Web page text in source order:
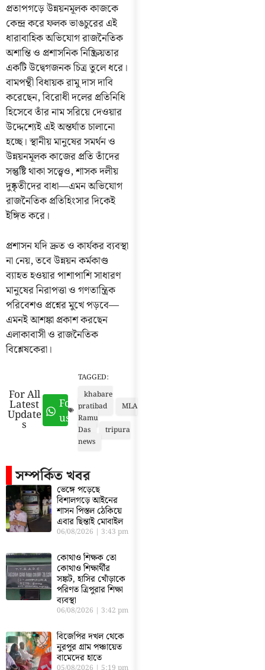
প্রতাপগড়ে উন্নয়নমূলক কাজকে
কেন্দ্র করে ফলক ভাঙচুরের এই
ধারাবাহিক অভিযোগ রাজনৈতিক
অশান্তি ও প্রশাসনিক নিষ্ক্রিয়তার
একটি উদ্বেগজনক চিত্র তুলে ধরে।
বামপন্থী বিধায়ক রামু দাস দাবি
করেছেন, বিরোধী দলের প্রতিনিধি
হিসেবে তাঁর নাম সরিয়ে দেওয়ার
উদ্দেশ্যেই এই অন্তর্ঘাত চালানো
হচ্ছে। স্থানীয় মানুষের সমর্থন ও
উন্নয়নমূলক কাজের প্রতি তাঁদের
সন্তুষ্টি থাকা সত্ত্বেও, শাসক দলীয়
দুষ্কৃতীদের বাধা—এমন অভিযোগ
রাজনৈতিক প্রতিহিংসার দিকেই
ইঙ্গিত করে।
প্রশাসন যদি দ্রুত ও কার্যকর ব্যবস্থা
না নেয়, তবে উন্নয়ন কর্মকাণ্ড
ব্যাহত হওয়ার পাশাপাশি সাধারণ
মানুষের নিরাপত্তা ও গণতান্ত্রিক
পরিবেশও প্রশ্নের মুখে পড়বে—
এমনই আশঙ্কা প্রকাশ করছেন
এলাকাবাসী ও রাজনৈতিক
বিশ্লেষকেরা।
For All
Latest
Update
s
Follow
us
TAGGED:
khabare
pratibad
MLA
Ramu
Das
tripura
news
সম্পর্কিত খবর
ভেঙ্গে পড়েছে
বিশালগড়ে আইনের
শাসন পিস্তল ঠেকিয়ে
এবার ছিন্তাই মোবাইল
06/08/2026 3:43 pm
কোথাও শিক্ষক তো
কোথাও শিক্ষার্থীর
সঙ্কট, হাসির খোঁড়াকে
পরিণত ত্রিপুরার শিক্ষা
ব্যবস্থা
06/08/2026 3:42 pm
বিজেপির দখল থেকে
নুরপুর গ্রাম পঞ্চায়েত
বামেদের হাতে